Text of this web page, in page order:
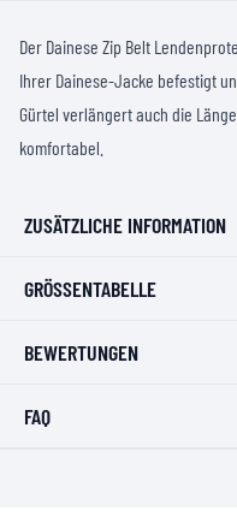
Der Dainese Zip Belt
Ihrer Dainese-Jacke befestigt
Gürtel verlängert auch die
komfortabel.
ZUSÄTZLICHE INFORMATION
GRÖSSENTABELLE
BEWERTUNGEN
FAQ